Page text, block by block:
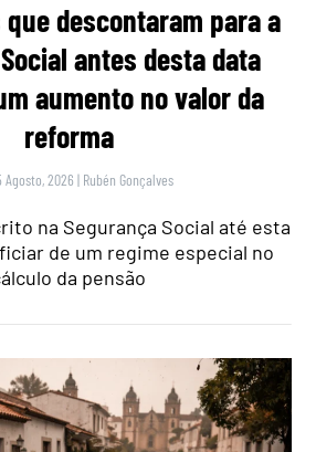
descontaram para a
antes desta data
aumento no valor da
reforma
Agosto, 2026 | Rubén Gonçalves
na Segurança Social até esta
de um regime especial no
da pensão